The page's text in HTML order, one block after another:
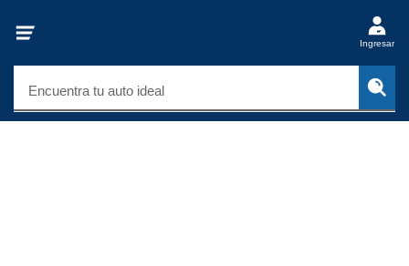
Ingresar
Encuentra tu auto ideal